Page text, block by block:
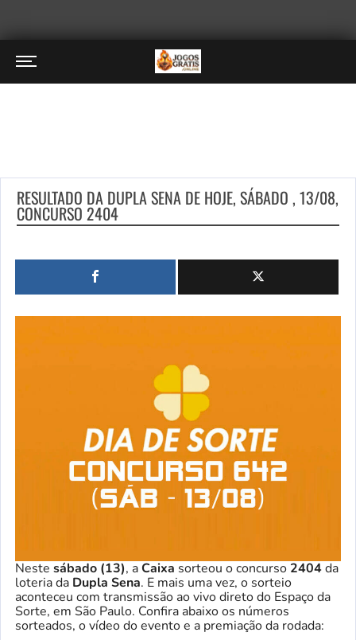
RESULTADO DA DUPLA SENA DE HOJE, SÁBADO , 13/08,
CONCURSO 2404
Neste sábado (13), aCaixa sorteou o concurso 2404da
loteria da Dupla Sena. E mais uma vez, o sorteio
aconteceu com transmissão ao vivo direto do Espaço da
Sorte, em São Paulo. Confira abaixo os números
sorteados, o vídeo do evento e a premiação da rodada: